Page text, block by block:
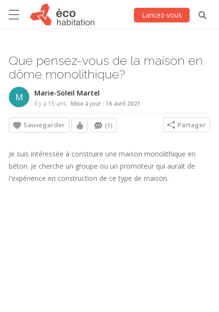
Lancez-vous
Que pensez-vous de la maison en
dôme monolithique?
M Marie-Soleil Martel
il y a 15 ans Mise à jour : 16 avril 2021
Sauvegarder (1) Partager
Je suis intéressée à construire une maison monolithique en
béton. Je cherche un groupe ou un promoteur qui aurait de
l'expérience en construction de ce type de maison.